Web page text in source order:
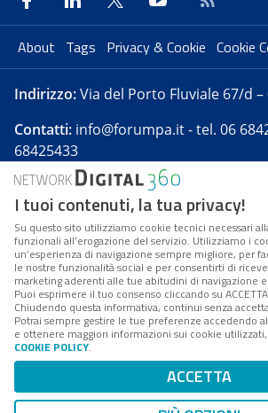
About Tags Privacy & Cookie Cookie
Indirizzo:Via del Porto Fluviale 67/d –
Contatti: info@forumpa.it- tel. 06
68425433
Forumpa.itè una pubblicazione
presso Registro della stampa del
Reg. n. 182 del 2 maggio 2008 -
Stentella
FPA s.r.l. è società soggetta a
Coordinamento da parte di Digital360
è un'azienda certificata per il
Codice Fiscale/Partita IVA n.
n. 1249791. ISP AWS
I tuoi contenuti, la tua privacy!
Su questo sito utilizziamo cookie tecnici necessari
funzionali all’erogazione del servizio. Utilizziamo i
un’esperienza di navigazione sempre migliore, per
le nostre funzionalità social e per consentirti di
marketing aderenti alle tue abitudini di navigazione
Puoi esprimere il tuo consenso cliccando su
Chiudendo questa informativa, continui senza
Potrai sempre gestire le tue preferenze accedendo al
e ottenere maggiori informazioni sui cookie
COOKIE POLICY.
ACCETTA